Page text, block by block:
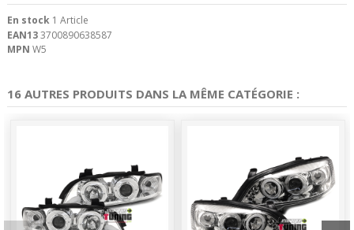
En stock 1 Article
EAN133700890638587
MPN W5
16 AUTRES PRODUITS DANS LA MÊME CATÉGORIE :